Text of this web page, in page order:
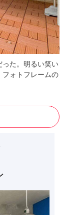
った。明るい笑い
フォトフレームの